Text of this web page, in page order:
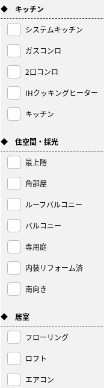
◆ キッチン
システムキッチン
ガスコンロ
2口コンロ
IHクッキングヒーター
キッチン
◆ 住空間・採光
最上階
角部屋
ルーフバルコニー
バルコニー
専用庭
内装リフォーム済
南向き
◆ 居室
フローリング
ロフト
エアコン